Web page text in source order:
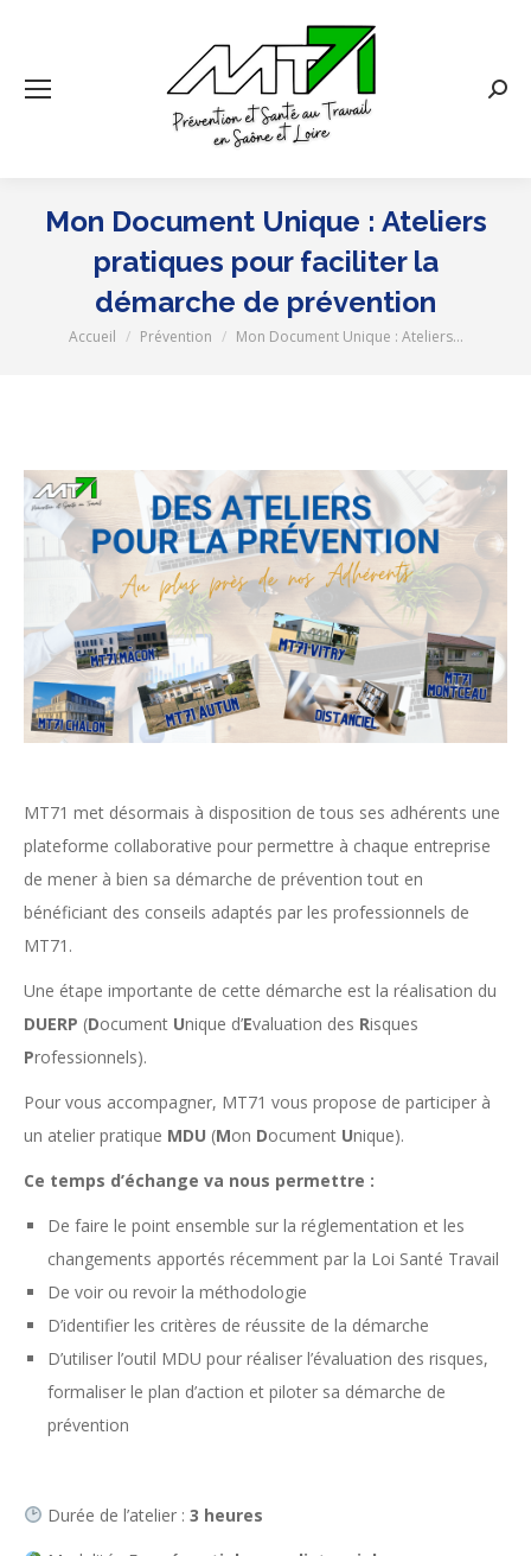
Mon Document Unique : Ateliers
pratiques pour faciliter la
démarche de prévention
Vous êtes ici :
Accueil Prévention Mon Document Unique : Ateliers…
MT71 met désormais à disposition de tous ses adhérents une
plateforme collaborative pour permettre à chaque entreprise
de mener à bien sa démarche de prévention tout en
bénéficiant des conseils adaptés par les professionnels de
MT71.
Une étape importante de cette démarche est la réalisation du
DUERP (Document Unique d’Evaluation des Risques
Professionnels).
Pour vous accompagner, MT71 vous propose de participer à
un atelier pratique MDU (Mon Document Unique).
Ce temps d’échange va nous permettre :
De faire le point ensemble sur la réglementation et les
changements apportés récemment par la Loi Santé Travail
De voir ou revoir la méthodologie
D’identifier les critères de réussite de la démarche
D’utiliser l’outil MDU pour réaliser l’évaluation des risques,
formaliser le plan d’action et piloter sa démarche de
prévention
Durée de l’atelier : 3 heures